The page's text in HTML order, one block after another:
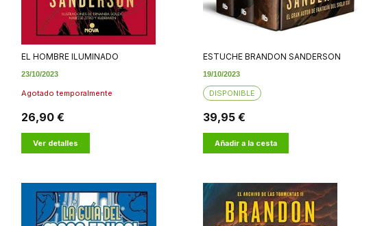
EL HOMBRE ILUMINADO
23/10/2023
Agotado temporalmente
26,90 €
Ver detalles
ESTUCHE BRANDON SANDERSON
19/10/2023
DISPONIBLE
39,95 €
Añadir a la cesta